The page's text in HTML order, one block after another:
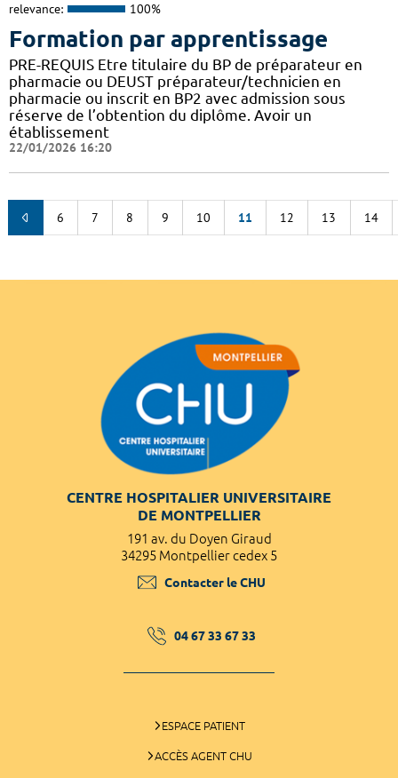
relevance: 100%
Formation par apprentissage
PRE-REQUIS Etre titulaire du BP de préparateur en
pharmacie ou DEUST préparateur/technicien en
pharmacie ou inscrit en BP2 avec admission sous
réserve de l’obtention du diplôme. Avoir un
établissement
22/01/2026 16:20
6 7 8 9 10 11 12 13 14
CENTRE HOSPITALIER UNIVERSITAIRE
DE MONTPELLIER
191 av. du Doyen Giraud
34295 Montpellier cedex 5
Contacter le CHU
04 67 33 67 33
ESPACE PATIENT
ACCÈS AGENT CHU